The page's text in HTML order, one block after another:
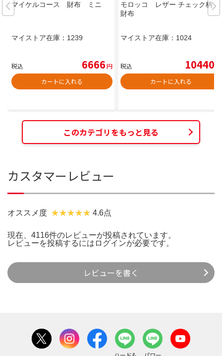
マイケルコース 財布 ミニ
マイストア在庫： 1239
税込 6666円
カートに入れる
モロッコ レザー チェック柄 長
財布
マイストア在庫： 1024
税込 10440
カートに入れる
このカテゴリをもっと見る
カスタマーレビュー
オススメ度 4.6点
現在、4116件のレビューが投稿されています。
レビューを投稿するには ログインが必要です。
レビューを書く